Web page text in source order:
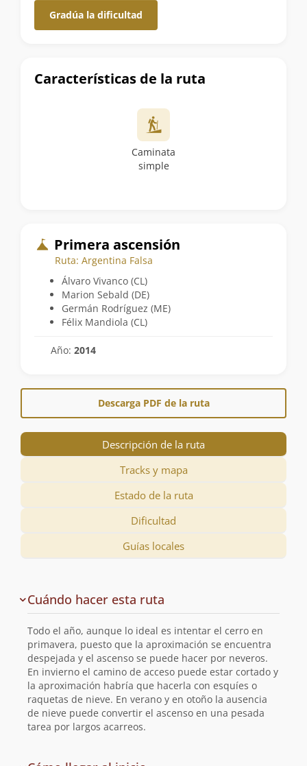
Gradúa la dificultad
Características de la ruta
Caminata
simple
Primera ascensión
Ruta: Argentina Falsa
Álvaro Vivanco (CL)
Marion Sebald (DE)
Germán Rodríguez (ME)
Félix Mandiola (CL)
Año: 2014
Descarga PDF de la ruta
Descripción de la ruta
Tracks y mapa
Estado de la ruta
Dificultad
Guías locales
de
la
ruta
Cuándo hacer esta ruta
Todo el año, aunque lo ideal es intentar el cerro en
primavera, puesto que la aproximación se encuentra
despejada y el ascenso se puede hacer por neveros.
En invierno el camino de acceso puede estar cortado y
la aproximación habría que hacerla con esquíes o
raquetas de nieve. En verano y en otoño la ausencia
de nieve puede convertir el ascenso en una pesada
tarea por largos acarreos.